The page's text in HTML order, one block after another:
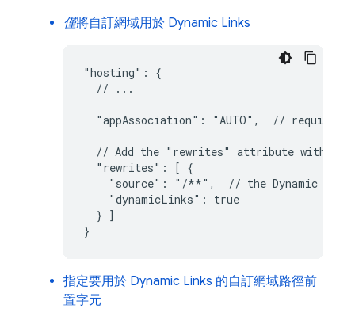
僅將自訂網域用於 Dynamic Links
"hosting": {
  // ...
"appAssociation": "AUTO",  // required
// Add the "rewrites" attribute within
  "rewrites": [ {
    "source": "/**",  // the
Dynamic
    "dynamicLinks": true
  } ]
}
指定要用於 Dynamic Links 的自訂網域路徑前
置字元